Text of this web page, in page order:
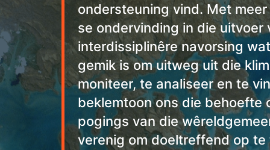
ondersteuning vind. Met
se ondervinding in die uitvoer
interdissiplinêre navorsing
gemik is om uitweg uit die
moniteer, te analiseer en te
beklemtoon ons die behoefte
pogings van die
verenig om doeltreffend op te